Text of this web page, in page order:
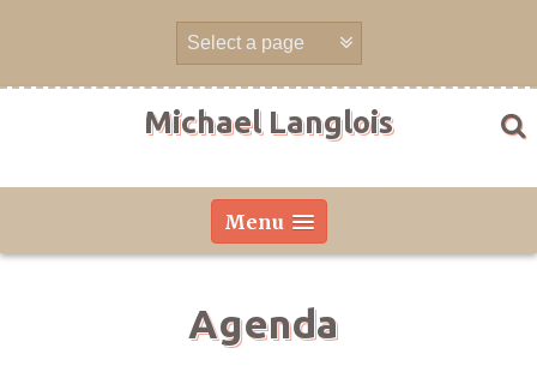
Michael Langlois
Menu
Agenda